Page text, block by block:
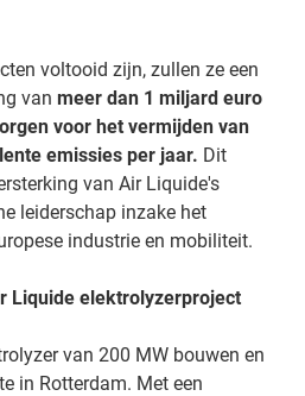
voltooid zijn, zullen ze een
van meer dan 1 miljard euro
voor het vermijden van
emissies per jaar. Dit
van Air Liquide's
leiderschap inzake het
industrie en mobiliteit.
Liquide elektrolyzerproject
van 200 MW bouwen en
in Rotterdam. Met een